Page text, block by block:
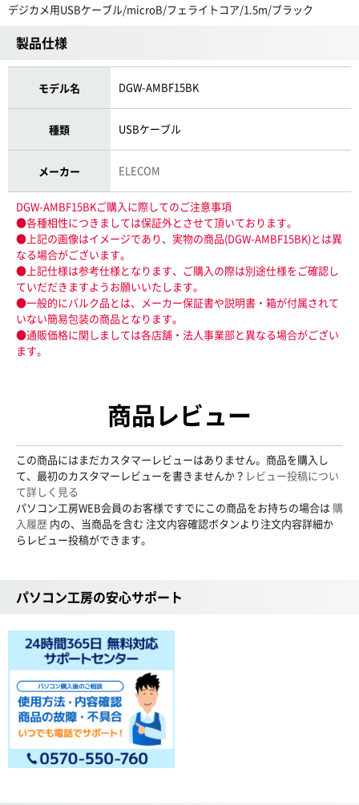
デジカメ用USBケーブル/microB/フェライトコア/1.5m/ブラック
製品仕様
モデル名 DGW-AMBF15BK
種類 USBケーブル
メーカー ELECOM
DGW-AMBF15BKご購入に際してのご注意事項
●各種相性につきましては保証外とさせて頂いております。
●上記の画像はイメージであり、実物の商品(DGW-AMBF15BK)とは異
なる場合がございます。
●上記仕様は参考仕様となります、ご購入の際は別途仕様をご確認し
ていだだきますようお願いいたします。
●一般的にバルク品とは、メーカー保証書や説明書・箱が付属されて
いない簡易包装の商品となります。
●通販価格に関しましては各店舗・法人事業部と異なる場合がござい
ます。
商品レビュー
この商品にはまだカスタマーレビューはありません。商品を購入し
て、最初のカスタマーレビューを書きませんか？ レビュー投稿につい
て詳しく見る
パソコン工房WEB会員のお客様ですでにこの商品をお持ちの場合は 購
入履歴 内の、当商品を含む 注文内容確認ボタンより注文内容詳細か
らレビュー投稿ができます。
パソコン工房の安心サポート